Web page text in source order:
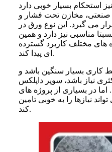
استحکام بسیار خوبی دارد
صنعتی، مخازن تحت فشار و
می گیرد. این نوع ورق در
مناسبی نیز دارد و همین
مختلف کاربرد گسترده
ای پیدا کند.
کاری بسیار سنگین باشد و
نیاز باشد، سوپر داپلکس
اما در بسیاری از پروژه های
نیازها را به خوبی تامین
کند.